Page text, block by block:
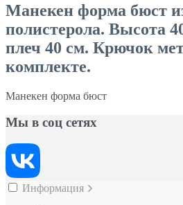
Манекен форма бюст
полистерола. Высота
плеч 40 см. Крючок
комплекте.
Манекен форма бюст
Мы в соц сетях
Информация